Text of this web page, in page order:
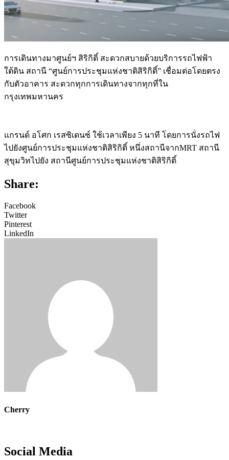
การเดินทางมาศูนย์ฯ สิริกิติ์ สะดวกสบายด้วยบริการรถไฟฟ้า
ใต้ดิน สถานี “ศูนย์การประชุมแห่งชาติสิริกิติ์” เชื่อมต่อโดยตรง
กับตัวอาคาร สะดวกทุกการเดินทางจากทุกที่ใน
กรุงเทพมหานคร
แกรนด์ อโศก เรสซิเดนซ์ ใช้เวลาเพียง 5 นาที โดยการนั่งรถไฟ
ไปยังศูนย์การประชุมแห่งชาติสิริกิติ์ หนึ่งสถานีจากMRT สถานี
สุขุมวิทไปยัง สถานีศูนย์การประชุมแห่งชาติสิริกิติ์
Share:
Facebook
Twitter
Pinterest
LinkedIn
Cherry
Social Media